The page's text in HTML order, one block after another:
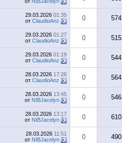
29.03.2026 01:35
от ClaudioAnz 0 574
29.03.2026 01:27
от ClaudioAnz 0 515
29.03.2026 01:19
от ClaudioAnz 0 544
28.03.2026 17:26
от ClaudioAnz 0 564
28.03.2026 13:45
от NIBJacelyn 0 546
28.03.2026 13:17
от NIBJacelyn 0 610
28.03.2026 11:51
от NIBJacelyn 0 490